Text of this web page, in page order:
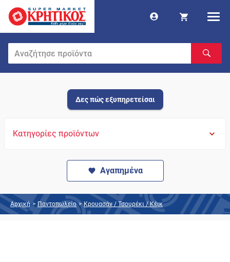
Δες πώς εξυπηρετείσαι
Κατηγορίες προϊόντων
Αγαπημένα
Αρχική > Παντοπωλείο > Κρουασάν / Τσουρέκι / Κέικ